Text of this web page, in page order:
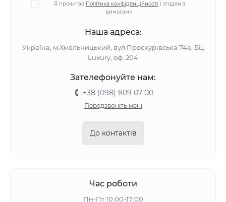
Я прочитав Політика конфіденційності і згоден з
вимогами
Наша адреса:
Україна, м.Хмельницький, вул.Проскурівська 74а, БЦ
Luxury, оф. 204
Зателефонуйте нам:
+38 (098) 809 07 00
Передзвоніть мені
До контактів
Час роботи
Пн-Пт 10:00-17:00